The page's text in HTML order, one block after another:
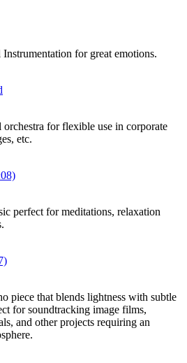
for great emotions.
for flexible use in corporate
etc.
perfect for meditations, relaxation
piece that blends lightness with subtle
for soundtracking image films,
and other projects requiring an